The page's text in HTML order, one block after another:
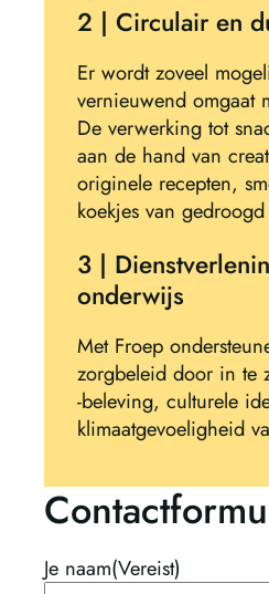
2 | Circulair en
Er wordt zoveel
vernieuwend omgaat
De verwerking tot
aan de hand van
originele recepten,
koekjes van
3 |
onderwijs
Met Froep
zorgbeleid door in te
-beleving, culturele
klimaatgevoeligheid
Je naam(Vereist)